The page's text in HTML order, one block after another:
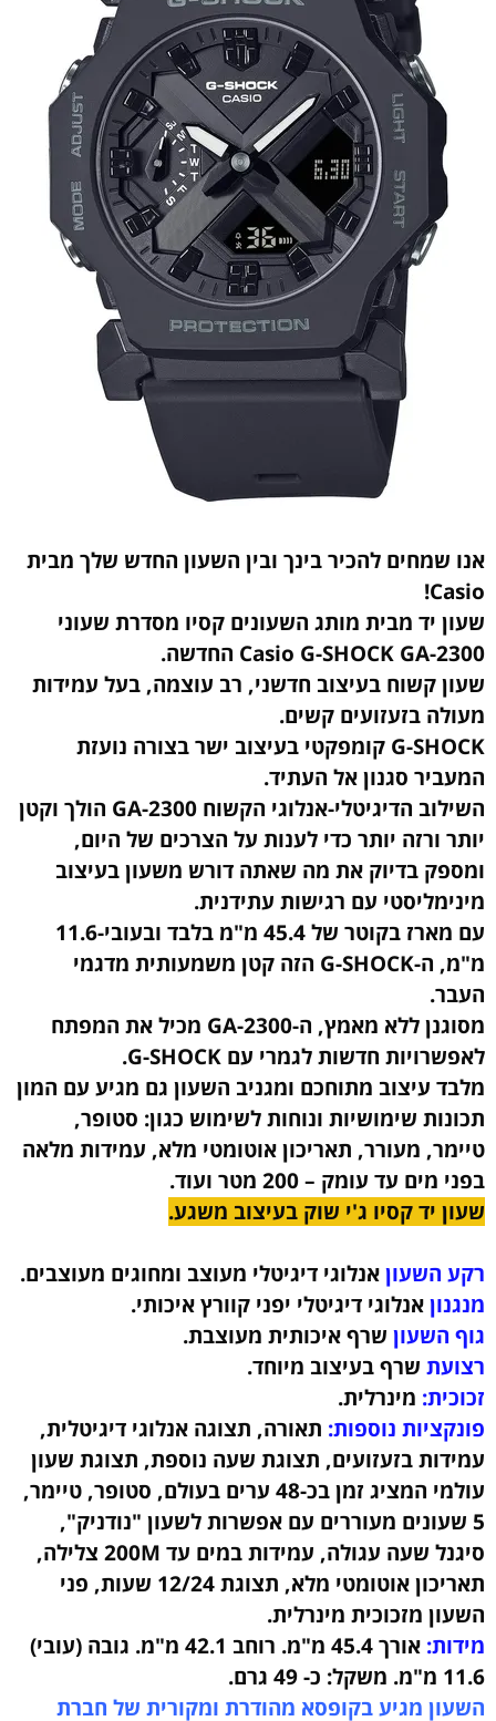
אנו שמחים להכיר בינך ובין השעון החדש שלך מבית
Casio!
שעון יד מבית מותג השעונים קסיו מסדרת שעוני
Casio G-SHOCK GA-2300 החדשה.
שעון קשוח בעיצוב חדשני, רב עוצמה, בעל עמידות
מעולה בזעזועים קשים.
G-SHOCK קומפקטי בעיצוב ישר בצורה נועזת
המעביר סגנון אל העתיד.
השילוב הדיגיטלי-אנלוגי הקשוח GA-2300 הולך וקטן
יותר ורזה יותר כדי לענות על הצרכים של היום,
ומספק בדיוק את מה שאתה דורש משעון בעיצוב
מינימליסטי עם רגישות עתידנית.
עם מארז בקוטר של 45.4 מ"מ בלבד ובעובי-11.6
מ"מ, ה-G-SHOCK הזה קטן משמעותית מדגמי
העבר.
מסוגנן ללא מאמץ, ה-GA-2300 מכיל את המפתח
לאפשרויות חדשות לגמרי עם G-SHOCK.
מלבד עיצוב מתוחכם ומגניב השעון גם מגיע עם המון
תכונות שימושיות ונוחות לשימוש כגון: סטופר,
טיימר, מעורר, תאריכון אוטומטי מלא, עמידות מלאה
בפני מים עד עומק – 200 מטר ועוד.
שעון יד קסיו ג'י שוק בעיצוב משגע.
רקע השעוןאנלוגי דיגיטלי מעוצב ומחוגים מעוצבים.
מנגנוןאנלוגי דיגיטלי יפני קוורץ איכותי.
גוף השעוןשרף איכותית מעוצבת.
רצועתשרף בעיצוב מיוחד.
זכוכית:מינרלית.
פונקציות נוספות: תאורה, תצוגה אנלוגי דיגיטלית,
עמידות בזעזועים, תצוגת שעה נוספת, תצוגת שעון
עולמי המציג זמן בכ-48 ערים בעולם, סטופר, טיימר,
5 שעונים מעוררים עם אפשרות לשעון "נודניק",
סיגנל שעה עגולה, עמידות במים עד 200M צלילה,
תאריכון אוטומטי מלא, תצוגת 12/24 שעות, פני
השעון מזכוכית מינרלית.
מידות:
אורך 45.4 מ"מ. רוחב 42.1 מ"מ. גובה (עובי)
11.6 מ"מ. משקל: כ- 49 גרם.
השעון מגיע בקופסא מהודרת ומקורית של חברת